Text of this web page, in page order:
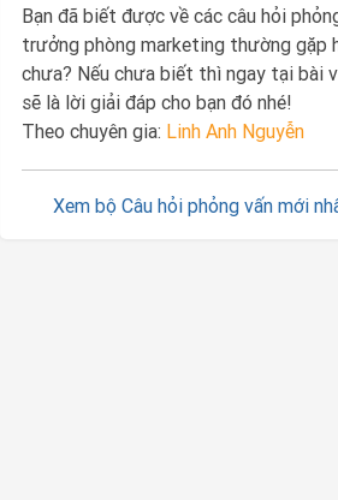
Bạn đã biết được về các câu hỏi
trưởng phòng marketing thường gặp
chưa? Nếu chưa biết thì ngay tại bài
sẽ là lời giải đáp cho bạn đó nhé!
Theo chuyên gia: Linh Anh Nguyễn
Xem bộ Câu hỏi phỏng vấn mới